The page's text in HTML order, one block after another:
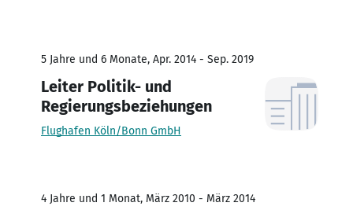
5 Jahre und 6 Monate, Apr. 2014 - Sep. 2019
Leiter Politik- und
Regierungsbeziehungen
Flughafen Köln/Bonn GmbH
4 Jahre und 1 Monat, März 2010 - März 2014